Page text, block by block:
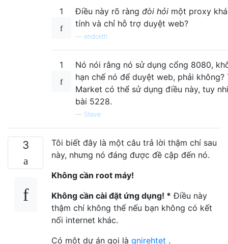
1 Điều này rõ ràng đòi hỏi một proxy
tính và chỉ hỗ trợ duyệt web?
endolith
1
Nó nói rằng nó sử dụng cổng 8080,
hạn chế nó để duyệt web, phải không?
Market có thể sử dụng điều này, tuy
bài 5228.
— Steve
3
Tôi biết đây là một câu trả lời thậm chí sau
này, nhưng nó đáng được đề cập đến nó.
Không cần root máy!
Không cần cài đặt ứng dụng! * Điều này
thậm chí không thể nếu bạn không có kết
nối internet khác.
Có một dự án gọi là gnirehtet .